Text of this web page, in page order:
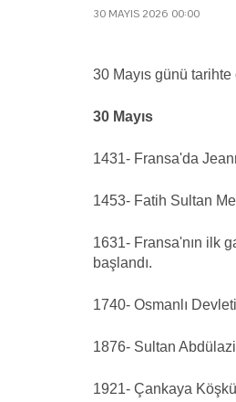
30 MAYIS 2026 00:00
30 Mayıs günü tarihte
30 Mayıs
1431- Fransa'da
1453- Fatih Sultan
1631- Fransa'nın ilk
başlandı.
1740- Osmanlı
1876- Sultan
1921- Çankaya